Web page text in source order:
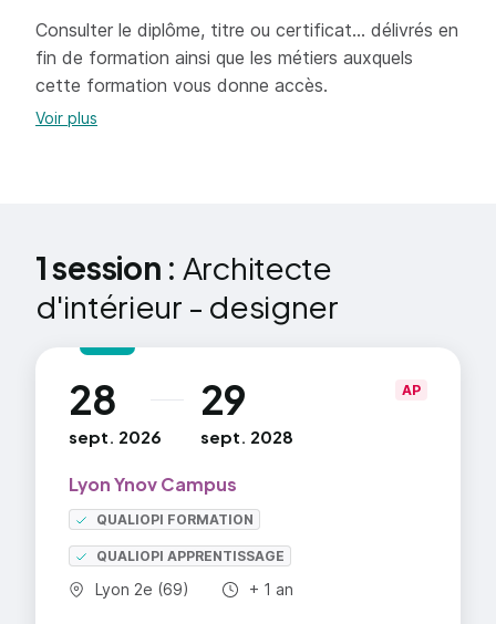
2ème année
Etudier la faisabilité du projet d’architecture
d’intérieur
Concevoir le projet d’architecture d’intérieur
Piloter un projet d’architecture d’intérieur
Consulter le diplôme, titre ou certificat... délivrés en
fin de formation ainsi que les métiers auxquels
cette formation vous donne accès.
Voir plus
1 session : Architecte
d'intérieur - designer
28
sept. 2026
au 29
sept. 2028
Lyon Ynov Campus
QUALIOPI FORMATION
QUALIOPI APPRENTISSAGE
Commune :
Lyon 2e (69) Durée totale :
+ 1 an
AP